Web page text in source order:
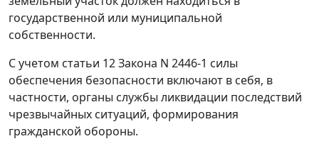
государственной или муниципальной
собственности.
С учетом статьи 12 Закона N 2446-1 силы
обеспечения безопасности включают в себя, в
частности, органы службы ликвидации последствий
чрезвычайных ситуаций, формирования
гражданской обороны.